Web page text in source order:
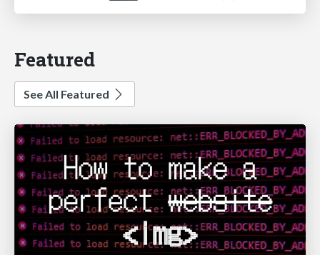
Featured
See All Featured